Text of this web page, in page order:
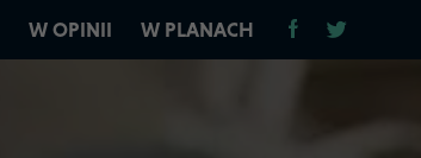
W OPINII W PLANACH